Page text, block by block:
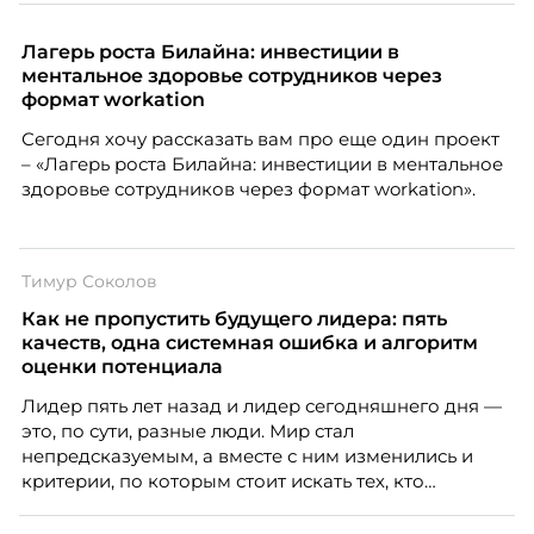
кадровых ошибок. В этой статье Марина Ускова,
руководитель отдела подбора персонала
рекрутинговой компании, разбирает самые
почему устаревшие представления мешают
бизнесу находить и удерживать сильных
сотрудников.
Лагерь роста Билайна: инвестиции в
ментальное здоровье сотрудников через
формат workation
Сегодня хочу рассказать вам про еще один проект
– «Лагерь роста Билайна: инвестиции в ментальное
здоровье сотрудников через формат workation».
Тимур Соколов
Как не пропустить будущего лидера: пять
качеств, одна системная ошибка и алгоритм
оценки потенциала
Лидер пять лет назад и лидер сегодняшнего дня —
это, по сути, разные люди. Мир стал
непредсказуемым, а вместе с ним изменились и
критерии, по которым стоит искать тех, кто